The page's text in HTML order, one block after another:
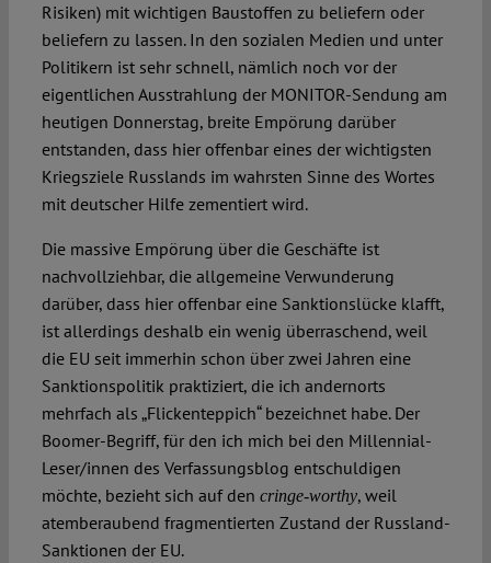
Risiken) mit wichtigen Baustoffen zu beliefern oder
beliefern zu lassen. In den sozialen Medien und unter
Politikern ist sehr schnell, nämlich noch vor der
eigentlichen Ausstrahlung der MONITOR-Sendung am
heutigen Donnerstag, breite Empörung darüber
entstanden, dass hier offenbar eines der wichtigsten
Kriegsziele Russlands im wahrsten Sinne des Wortes
mit deutscher Hilfe zementiert wird.
Die massive Empörung über die Geschäfte ist
nachvollziehbar, die allgemeine Verwunderung
darüber, dass hier offenbar eine Sanktionslücke klafft,
ist allerdings deshalb ein wenig überraschend, weil
die EU seit immerhin schon über zwei Jahren eine
Sanktionspolitik praktiziert, die ich andernorts
mehrfach als „Flickenteppich“ bezeichnet habe. Der
Boomer-Begriff, für den ich mich bei den Millennial-
Leser/innen des Verfassungsblog entschuldigen
möchte, bezieht sich auf den cringe-worthy, weil
atemberaubend fragmentierten Zustand der Russland-
Sanktionen der EU.